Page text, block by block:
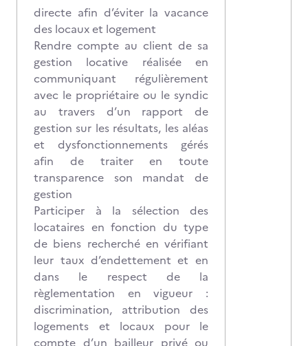
directe afin d’éviter la vacance
des locaux et logement
Rendre compte au client de sa
gestion locative réalisée en
communiquant régulièrement
avec le propriétaire ou le syndic
au travers d’un rapport de
gestion sur les résultats, les aléas
et dysfonctionnements gérés
afin de traiter en toute
transparence son mandat de
gestion
Participer à la sélection des
locataires en fonction du type
de biens recherché en vérifiant
leur taux d’endettement et en
dans le respect de la
règlementation en vigueur :
discrimination, attribution des
logements et locaux pour le
compte d’un bailleur privé ou